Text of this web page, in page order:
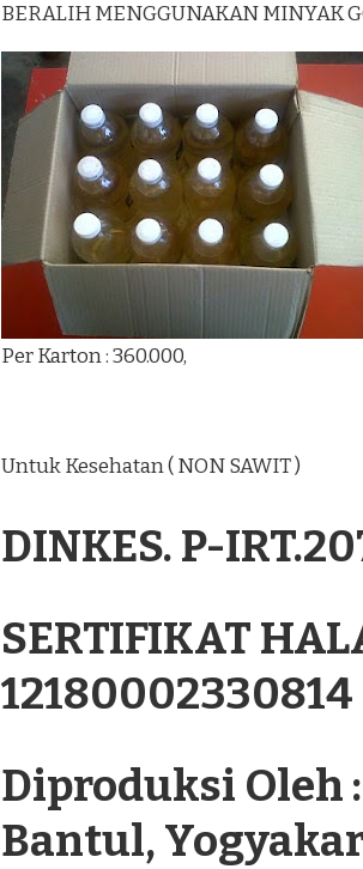
BERALIH MENGGUNAKAN MINYAK
Per Karton : 360.000,
Untuk Kesehatan ( NON SAWIT )
DINKES. P-
SERTIFIKAT
12180002330814
Diproduksi Oleh
Bantul,